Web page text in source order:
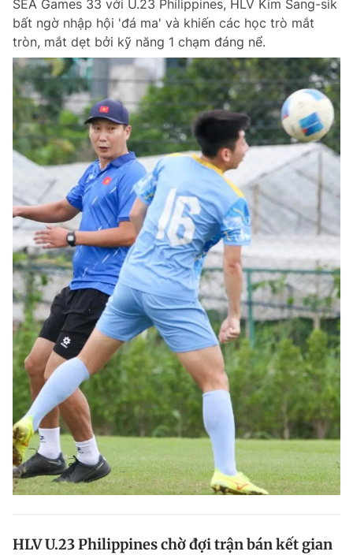
SEA Games 33 với U.23 Philippines, HLV Kim Sang-sik
bất ngờ nhập hội 'đá ma' và khiến các học trò mắt
tròn, mắt dẹt bởi kỹ năng 1 chạm đáng nể.
HLV U.23 Philippines chờ đợi trận bán kết gian